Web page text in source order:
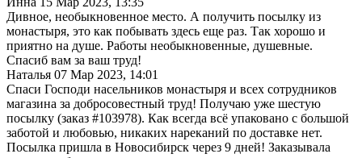
Дивное, необыкновенное место. А получить посылку из
монастыря, это как побывать здесь еще раз. Так хорошо и
приятно на душе. Работы необыкновенные, душевные.
Спасиб вам за ваш труд!
Наталья 07 Мар 2023, 14:01
Спаси Господи насельников монастыря и всех сотрудников
магазина за добросовестный труд! Получаю уже шестую
посылку (заказ #103978). Как всегда всё упаковано с большой
заботой и любовью, никаких нареканий по доставке нет.
Посылка пришла в Новосибирск через 9 дней! Заказывала